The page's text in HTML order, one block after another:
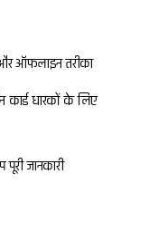
ऑफलाइन तरीका
कार्ड धारकों के लिए
जानकारी